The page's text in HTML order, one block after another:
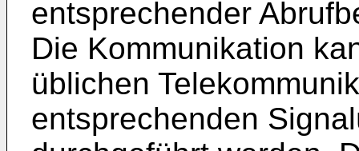
entsprechender
Die Kommunikation
üblichen
entsprechenden